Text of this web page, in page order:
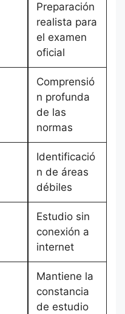
Preparación
realista para
el examen
oficial
Comprensió
n profunda
de las
normas
Identificació
n de áreas
débiles
Estudio sin
conexión a
internet
Mantiene la
constancia
de estudio